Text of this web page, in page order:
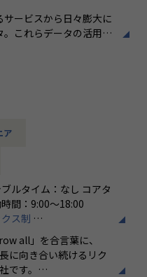
実した研修環境
ービスから日々膨大に
これらデータの活用を
る際に生じる様々な課
させて事業価値に繋げ
ているデータプロダク
を推進するメンバーを
当いただく予定です。
題の解決
用業務全般
、チューニング、自動
ア
イム：なし コアタ
準労働時間：9:00〜18:00
ス制
（月平均5時間～10時
all」を合言葉に、
に向き合い続けるリク
です。